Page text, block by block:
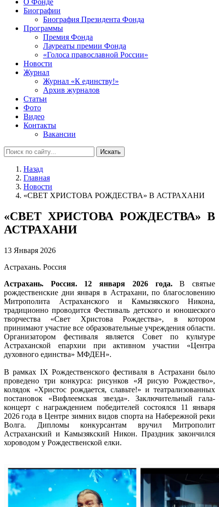
О Фонде
Биографии
Биография Президента Фонда
Программы
Премия Фонда
Лауреаты премии Фонда
«Голоса православной России»
Новости
Журнал
Журнал «К единству!»
Архив журналов
Статьи
Фото
Видео
Контакты
Вакансии
Искать
Назад
Главная
Новости
«СВЕТ ХРИСТОВА РОЖДЕСТВА» В АСТРАХАНИ
«СВЕТ ХРИСТОВА РОЖДЕСТВА» В
АСТРАХАНИ
13 Января 2026
Астрахань. Россия
Астрахань. Россия. 12 января 2026 года.
В святые
рождественские дни января в Астрахани, по благословению
Митрополита Астраханского и Камызякского Никона,
традиционно проводится Фестиваль детского и юношеского
творчества «Свет Христова Рождества», в котором
принимают участие все образовательные учреждения области.
Организатором фестиваля является Совет по культуре
Астраханской епархии при активном участии «Центра
духовного единства» МФДЕН».
В рамках IX Рождественского фестиваля в Астрахани было
проведено три конкурса: рисунков «Я рисую Рождество»,
колядок «Христос рождается, славьте!» и театрализованных
постановок «Вифлеемская звезда». Заключительный гала-
концерт с награждением победителей состоялся 11 января
2026 года в Центре зимних видов спорта на Набережной реки
Волга. Дипломы конкурсантам вручил Митрополит
Астраханский и Камызякский Никон. Праздник закончился
хороводом у Рождественской елки.